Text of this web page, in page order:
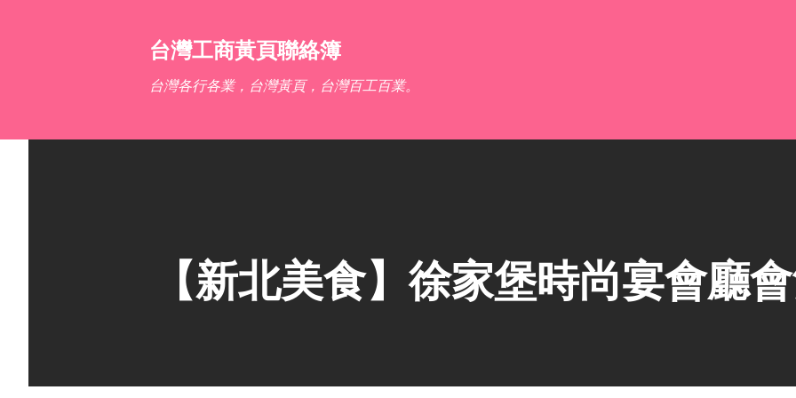
台灣工商黃頁聯絡簿
台灣各行各業，台灣黃頁，台灣百工百業。
【新北美食】徐家堡時尚宴會廳